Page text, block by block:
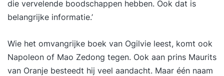
die vervelende boodschappen hebben. Ook dat is
belangrijke informatie.’
Wie het omvangrijke boek van Ogilvie leest, komt ook
Napoleon of Mao Zedong tegen. Ook aan prins Maurits
van Oranje besteedt hij veel aandacht. Maar één naam